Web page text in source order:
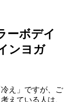
ーボデイ
ンヨガ
え」ですが、ご
えている人は、